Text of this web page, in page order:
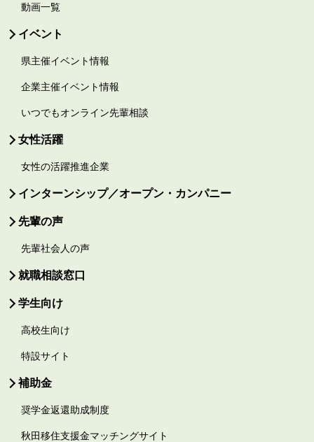
動画一覧
イベント
県主催イベント情報
企業主催イベント情報
いつでもオンライン先輩相談
女性活躍
女性の活躍推進企業
インターンシップ／オープン・カンパニー
先輩の声
先輩社会人の声
就職相談窓口
学生向け
高校生向け
特設サイト
補助金
奨学金返還助成制度
秋田移住支援金マッチングサイト